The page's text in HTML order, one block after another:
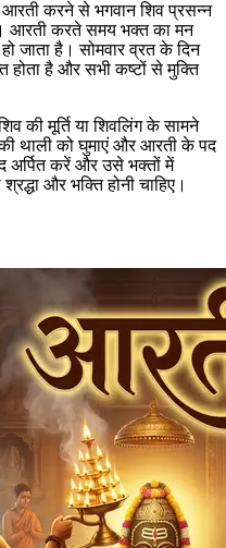
आरती करने से भगवान शिव प्रसन्न
आरती करते समय भक्त का मन
जाता है। सोमवार व्रत के दिन
होता है और सभी कष्टों से मुक्ति
की मूर्ति या शिवलिंग के सामने
थाली को घुमाएं और आरती के पद
अर्पित करें और उसे भक्तों में
और भक्ति होनी चाहिए।